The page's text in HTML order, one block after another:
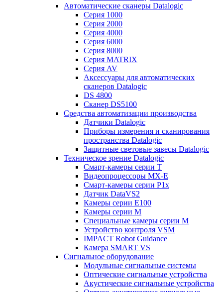
Автоматические сканеры Datalogic
Серия 1000
Серия 2000
Серия 4000
Серия 6000
Серия 8000
Серия MATRIX
Серия AV
Аксессуары для автоматических
сканеров Datalogic
DS 4800
Сканер DS5100
Средства автоматизации производства
Датчики Datalogic
Приборы измерения и сканирования
пространства Datalogic
Защитные световые завесы Datalogic
Техническое зрение Datalogic
Смарт-камеры серии T
Видеопроцессоры MX-E
Смарт-камеры серии P1x
Датчик DataVS2
Камеры серии E100
Камеры серии M
Специальные камеры серии M
Устройство контроля VSM
IMPACT Robot Guidance
Камера SMART VS
Cигнальное оборудование
Модульные сигнальные системы
Оптические сигнальные устройства
Акустические сигнальные устройства